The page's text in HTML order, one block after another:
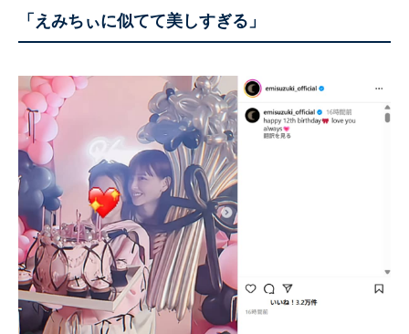
「えみちぃに似てて美しすぎる」